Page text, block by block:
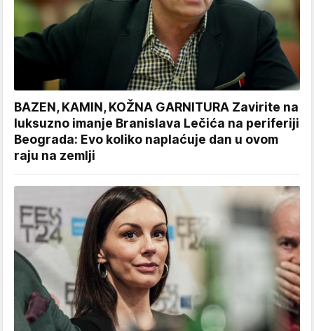
BAZEN, KAMIN, KOŽNA GARNITURA Zavirite na
luksuzno imanje Branislava Lečića na periferiji
Beograda: Evo koliko naplaćuje dan u ovom
raju na zemlji